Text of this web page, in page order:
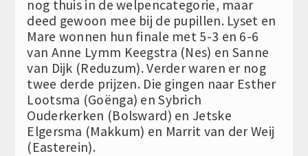
nog thuis in de welpencategorie, maar
deed gewoon mee bij de pupillen. Lyset en
Mare wonnen hun finale met 5-3 en 6-6
van Anne Lymm Keegstra (Nes) en Sanne
van Dijk (Reduzum). Verder waren er nog
twee derde prijzen. Die gingen naar Esther
Lootsma (Goënga) en Sybrich
Ouderkerken (Bolsward) en Jetske
Elgersma (Makkum) en Marrit van der Weij
(Easterein).